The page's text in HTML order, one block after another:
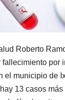
Roberto
fallecimiento por
el municipio de
13 casos